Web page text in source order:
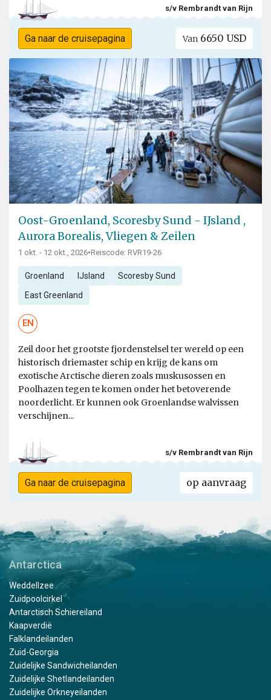
s/v Rembrandt van Rijn
Ga naar de cruisepagina Van 6650 USD
Oost-Groenland, Scoresby Sund - IJsland ,
Aurora Borealis, Vliegen & Zeilen
1 okt. - 12 okt., 2026•Reiscode: RVR19-26
Groenland IJsland Scoresby Sund
East Greenland
EN
Zeil door het grootste fjordenstelsel ter wereld op een
historisch driemaster schip en krijg de kans om
exotische Arctische dieren zoals muskusossen en
Poolhazen tegen te komen onder het betoverende
noorderlicht. Er kunnen ook Groenlandse walvissen
verschijnen...
s/v Rembrandt van Rijn
Ga naar de cruisepagina op aanvraag
Antarctica
Weddellzee
Zuidpoolcirkel
Antarctisch Schiereiland
Kaapverdië
Falklandeilanden
Zuid-Georgia
Zuidelijke Sandwicheilanden
Zuidelijke Shetlandeilanden
Zuidelijke Orkneyeilanden